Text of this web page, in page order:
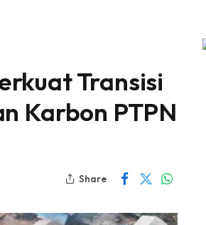
Transisi
Karbon PTPN
Share